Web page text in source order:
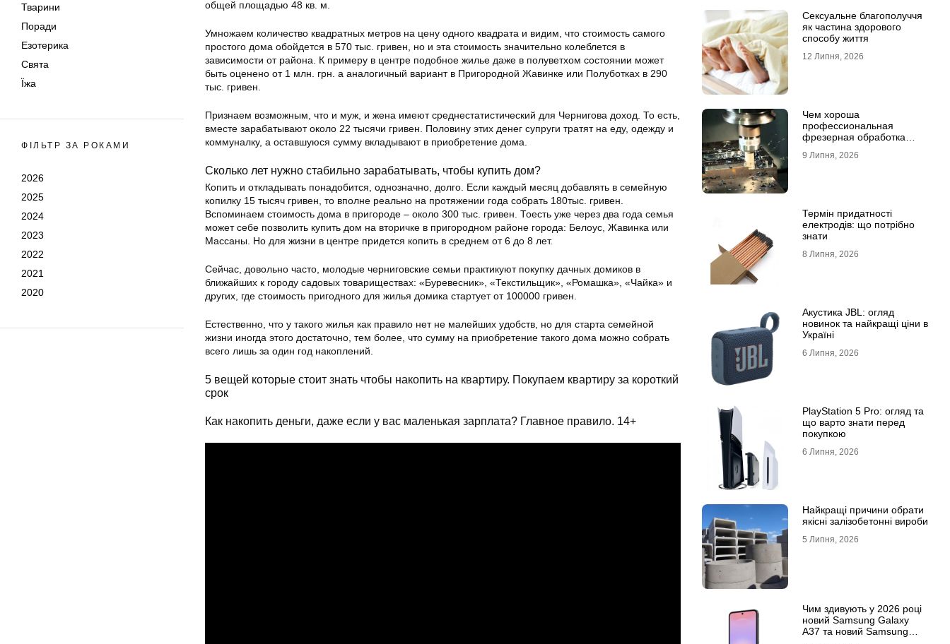
Тварини
Поради
Езотерика
Свята
Їжа
ФІЛЬТР ЗА РОКАМИ
2026
2025
2024
2023
2022
2021
2020
общей площадью 48 кв. м.
Умножаем количество квадратных метров на цену одного квадрата и видим, что стоимость самого
простого дома обойдется в 570 тыс. гривен, но и эта стоимость значительно колеблется в
зависимости от района. К примеру в центре подобное жилье даже в полуветхом состоянии может
быть оценено от 1 млн. грн. а аналогичный вариант в Пригородной Жавинке или Полуботках в 290
тыс. гривен.
Признаем возможным, что и муж, и жена имеют среднестатистический для Чернигова доход. То есть,
вместе зарабатывают около 22 тысячи гривен. Половину этих денег супруги тратят на еду, одежду и
коммуналку, а оставшуюся сумму вкладывают в приобретение дома.
Сколько лет нужно стабильно зарабатывать, чтобы купить дом?
Копить и откладывать понадобится, однозначно, долго. Если каждый месяц добавлять в семейную
копилку 15 тысяч гривен, то вполне реально на протяжении года собрать 180тыс. гривен.
Вспоминаем стоимость дома в пригороде – около 300 тыс. гривен. Тоесть уже через два года семья
может себе позволить купить дом на вторичке в пригородном районе города: Белоус, Жавинка или
Массаны. Но для жизни в центре придется копить в среднем от 6 до 8 лет.
Сейчас, довольно часто, молодые черниговские семьи практикуют покупку дачных домиков в
ближайших к городу садовых товариществах: «Буревесник», «Текстильщик», «Ромашка», «Чайка» и
других, где стоимость пригодного для жилья домика стартует от 100000 гривен.
Естественно, что у такого жилья как правило нет не малейших удобств, но для старта семейной
жизни иногда этого достаточно, тем более, что сумму на приобретение такого дома можно собрать
всего лишь за один год накоплений.
5 вещей которые стоит знать чтобы накопить на квартиру. Покупаем квартиру за короткий
срок
Как накопить деньги, даже если у вас маленькая зарплата? Главное правило. 14+
Сексуальне благополуччя
як частина здорового
способу життя
12 Липня, 2026
Чем хороша
профессиональная
фрезерная обработка
9 Липня, 2026
Термін придатності
електродів: що потрібно
знати
8 Липня, 2026
Акустика JBL: огляд
новинок та найкращі ціни в
Україні
6 Липня, 2026
PlayStation 5 Pro: огляд та
що варто знати перед
покупкою
6 Липня, 2026
Найкращі причини обрати
якісні залізобетонні вироби
5 Липня, 2026
Чим здивують у 2026 році
новий Samsung Galaxy
A37 та новий Samsung